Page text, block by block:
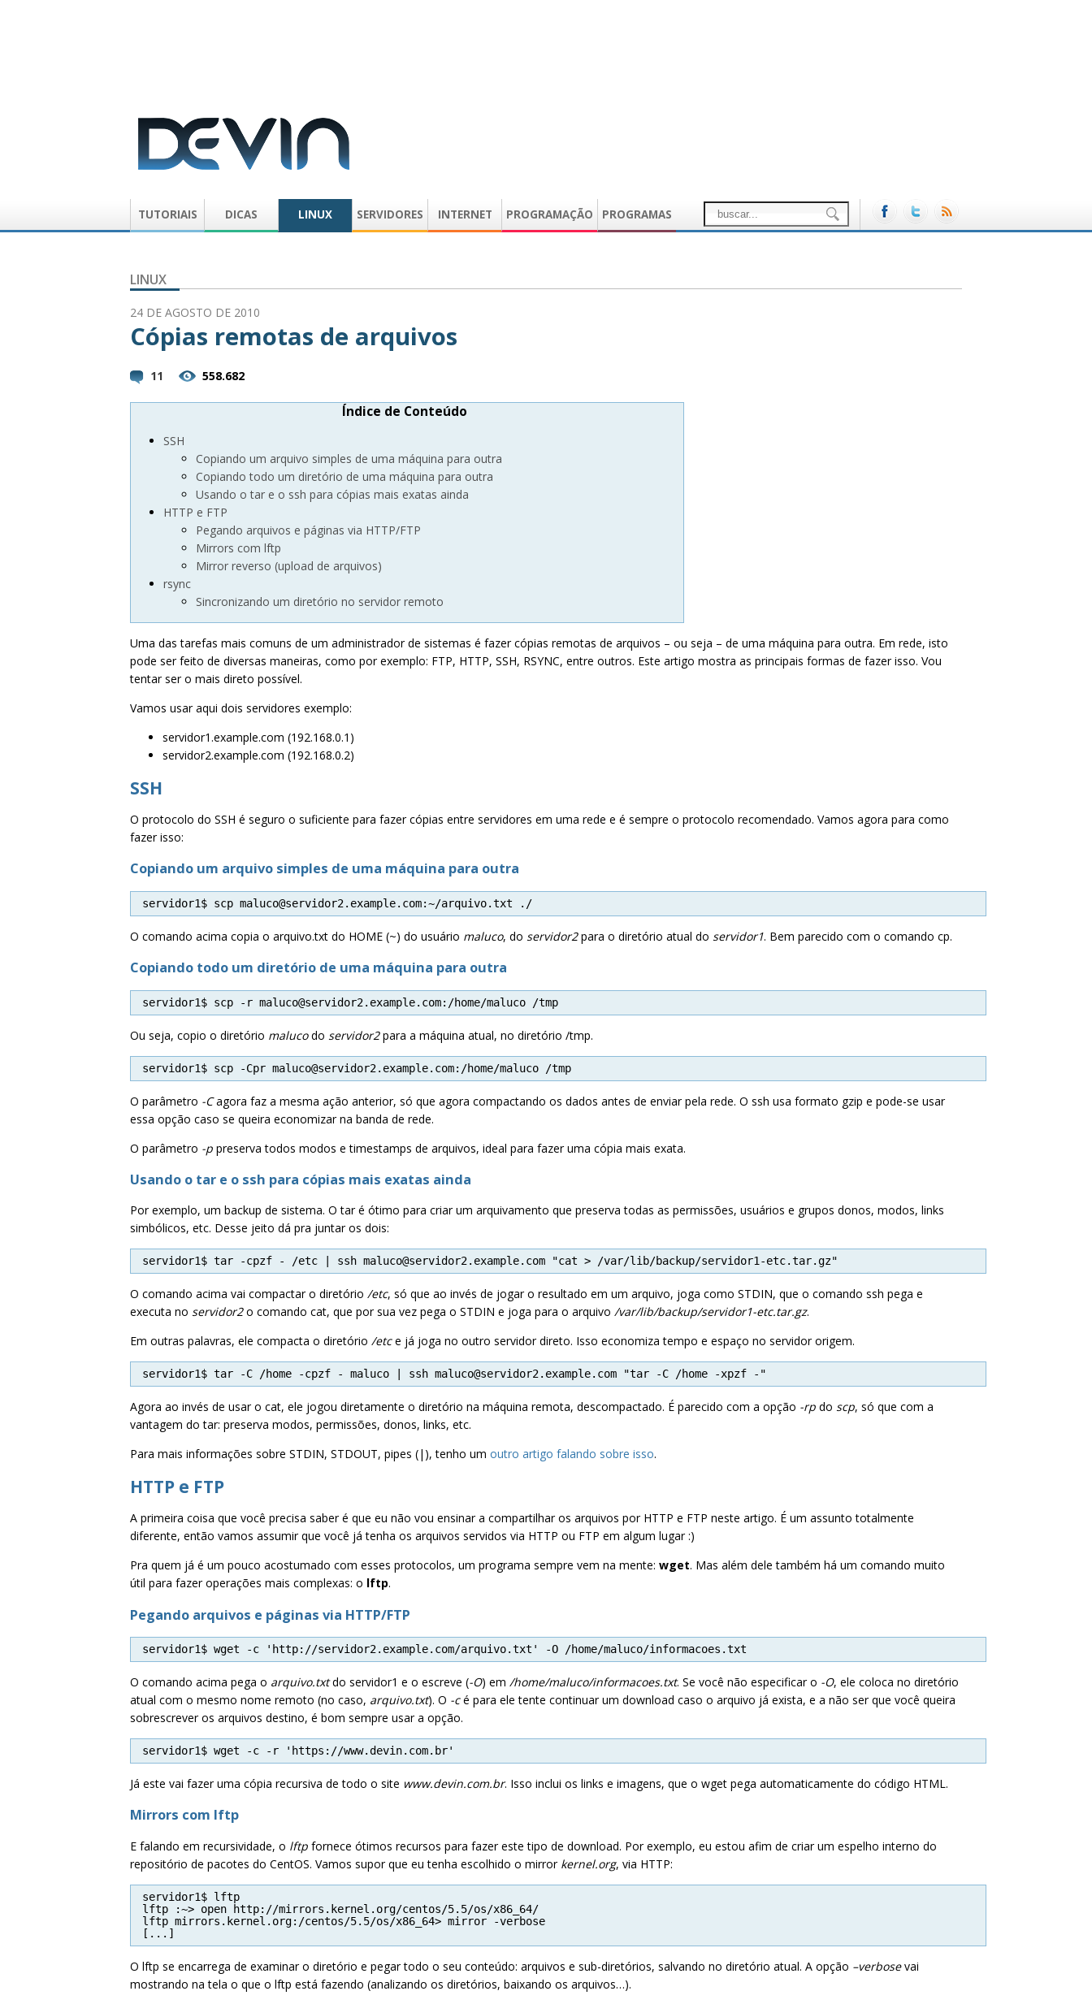
TUTORIAIS DICAS LINUX SERVIDORES INTERNET PROGRAMAÇÃO PROGRAMAS
LINUX
24 DE AGOSTO DE 2010
Cópias remotas de arquivos
11 558.682
Índice de Conteúdo
SSH
Copiando um arquivo simples de uma máquina para outra
Copiando todo um diretório de uma máquina para outra
Usando o tar e o ssh para cópias mais exatas ainda
HTTP e FTP
Pegando arquivos e páginas via HTTP/FTP
Mirrors com lftp
Mirror reverso (upload de arquivos)
rsync
Sincronizando um diretório no servidor remoto
Uma das tarefas mais comuns de um administrador de sistemas é fazer cópias remotas de arquivos – ou seja – de uma máquina para outra. Em rede, isto
pode ser feito de diversas maneiras, como por exemplo: FTP, HTTP, SSH, RSYNC, entre outros. Este artigo mostra as principais formas de fazer isso. Vou
tentar ser o mais direto possível.
Vamos usar aqui dois servidores exemplo:
servidor1.example.com (192.168.0.1)
servidor2.example.com (192.168.0.2)
SSH
O protocolo do SSH é seguro o suficiente para fazer cópias entre servidores em uma rede e é sempre o protocolo recomendado. Vamos agora para como
fazer isso:
Copiando um arquivo simples de uma máquina para outra
servidor1$ scp maluco@servidor2.example.com:~/arquivo.txt ./
O comando acima copia o arquivo.txt do HOME (~) do usuário maluco, do servidor2para o diretório atual do servidor1. Bem parecido com o comando cp.
Copiando todo um diretório de uma máquina para outra
servidor1$ scp -r maluco@servidor2.example.com:/home/maluco /tmp
Ou seja, copio o diretório malucodo servidor2para a máquina atual, no diretório /tmp.
servidor1$ scp -Cpr maluco@servidor2.example.com:/home/maluco /tmp
O parâmetro -Cagora faz a mesma ação anterior, só que agora compactando os dados antes de enviar pela rede. O ssh usa formato gzip e pode-se usar
essa opção caso se queira economizar na banda de rede.
O parâmetro -p preserva todos modos e timestamps de arquivos, ideal para fazer uma cópia mais exata.
Usando o tar e o ssh para cópias mais exatas ainda
Por exemplo, um backup de sistema. O tar é ótimo para criar um arquivamento que preserva todas as permissões, usuários e grupos donos, modos, links
simbólicos, etc. Desse jeito dá pra juntar os dois:
servidor1$ tar -cpzf - /etc | ssh maluco@servidor2.example.com "cat > /var/lib/backup/servidor1-etc.tar.gz"
O comando acima vai compactar o diretório /etc, só que ao invés de jogar o resultado em um arquivo, joga como STDIN, que o comando ssh pega e
executa no servidor2o comando cat, que por sua vez pega o STDIN e joga para o arquivo /var/lib/backup/servidor1-etc.tar.gz.
Em outras palavras, ele compacta o diretório /etce já joga no outro servidor direto. Isso economiza tempo e espaço no servidor origem.
servidor1$ tar -C /home -cpzf - maluco | ssh maluco@servidor2.example.com "tar -C /home -xpzf -"
Agora ao invés de usar o cat, ele jogou diretamente o diretório na máquina remota, descompactado. É parecido com a opção -rp do scp, só que com a
vantagem do tar: preserva modos, permissões, donos, links, etc.
Para mais informações sobre STDIN, STDOUT, pipes (|), tenho um outro artigo falando sobre isso.
HTTP e FTP
A primeira coisa que você precisa saber é que eu não vou ensinar a compartilhar os arquivos por HTTP e FTP neste artigo. É um assunto totalmente
diferente, então vamos assumir que você já tenha os arquivos servidos via HTTP ou FTP em algum lugar :)
Pra quem já é um pouco acostumado com esses protocolos, um programa sempre vem na mente: wget. Mas além dele também há um comando muito
útil para fazer operações mais complexas: o lftp.
Pegando arquivos e páginas via HTTP/FTP
servidor1$ wget -c 'http://servidor2.example.com/arquivo.txt' -O /home/maluco/informacoes.txt
O comando acima pega o arquivo.txtdo servidor1 e o escreve (-O) em /home/maluco/informacoes.txt. Se você não especificar o -O, ele coloca no diretório
atual com o mesmo nome remoto (no caso, arquivo.txt). O -cé para ele tente continuar um download caso o arquivo já exista, e a não ser que você queira
sobrescrever os arquivos destino, é bom sempre usar a opção.
servidor1$ wget -c -r 'https://www.devin.com.br'
Já este vai fazer uma cópia recursiva de todo o site www.devin.com.br. Isso inclui os links e imagens, que o wget pega automaticamente do código HTML.
Mirrors com lftp
E falando em recursividade, o lftp fornece ótimos recursos para fazer este tipo de download. Por exemplo, eu estou afim de criar um espelho interno do
repositório de pacotes do CentOS. Vamos supor que eu tenha escolhido o mirror kernel.org, via HTTP:
servidor1$ lftp
lftp :~> open http://mirrors.kernel.org/centos/5.5/os/x86_64/
lftp mirrors.kernel.org:/centos/5.5/os/x86_64> mirror -verbose
[...]
O lftp se encarrega de examinar o diretório e pegar todo o seu conteúdo: arquivos e sub-diretórios, salvando no diretório atual. A opção –verbosevai
mostrando na tela o que o lftp está fazendo (analizando os diretórios, baixando os arquivos…).